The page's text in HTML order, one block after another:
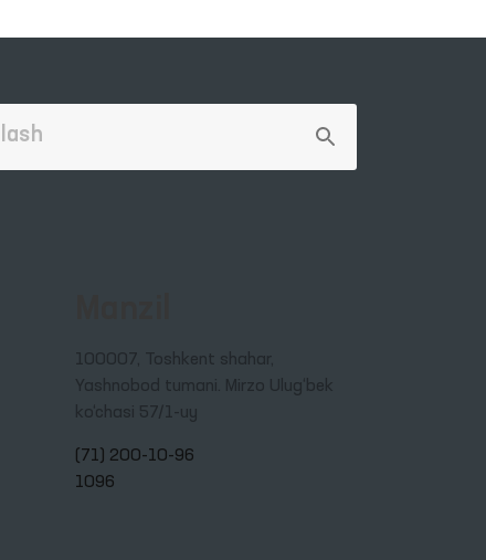
100007, Toshkent shahar,
Yashnobod tumani. Mirzo Ulug‘bek
ko‘chasi 57/1-uy
(71) 200-10-96
1096